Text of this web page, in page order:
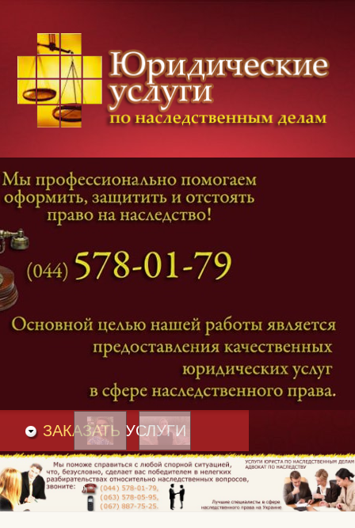
Категории дел
Наследование и Завещание
Оформление наследства
Оспаривание наследства
Адвокат наследственные дела
и Вакансии
ЗАКАЗАТЬ УСЛУГИ